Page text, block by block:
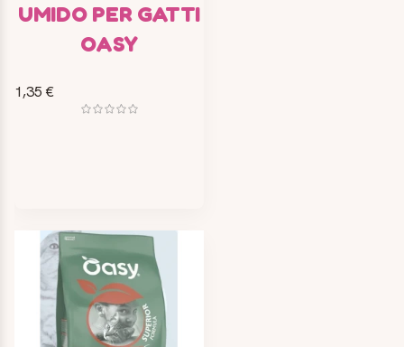
UMIDO PER GATTI
OASY
1,35 €